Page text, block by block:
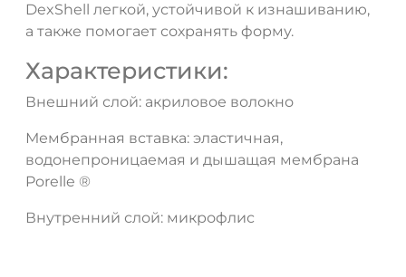
DexShell легкой, устойчивой к изнашиванию,
а также помогает сохранять форму.
Характеристики:
Внешний слой: акриловое волокно
Мембранная вставка: эластичная,
водонепроницаемая и дышащая мембрана
Porelle ®
Внутренний слой: микрофлис